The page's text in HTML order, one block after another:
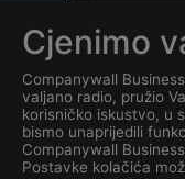
digital
Koji je
digital
Cjenimo
Companywall
valjano radio, pružio
korisničko iskustvo, u
bismo unaprijedili
Companywall
Postavke kolačića